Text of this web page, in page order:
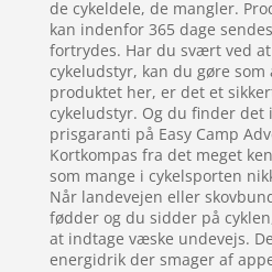
de cykeldele, de mangler.
kan indenfor 365 dage
fortrydes. Har du svært ved
cykeludstyr, kan du gøre
produktet her, er det et
cykeludstyr. Og du finder
prisgaranti på Easy Camp
Kortkompas fra det meget
som mange i cykelsporten
Når landevejen eller
fødder og du sidder på
at indtage væske undevejs.
energidrik der smager af